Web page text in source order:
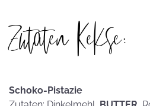
Zutaten Kekse:
Schoko-Pistazie